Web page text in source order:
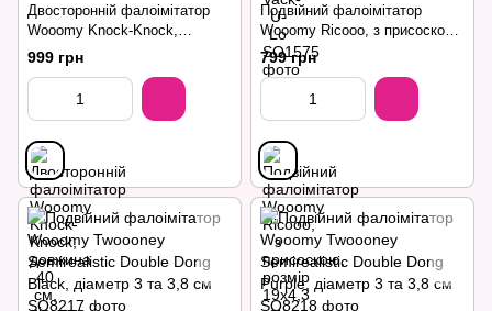
Двосторонній фалоімітатор
Wooomy Knock-Knock,
довжина 40 см, діаметр 4 см
999 грн
Подвійний фалоімітатор
Wooomy Ricooo, з присоскою,
розмір 19х4,3 см та 17х3,3 см
799 грн